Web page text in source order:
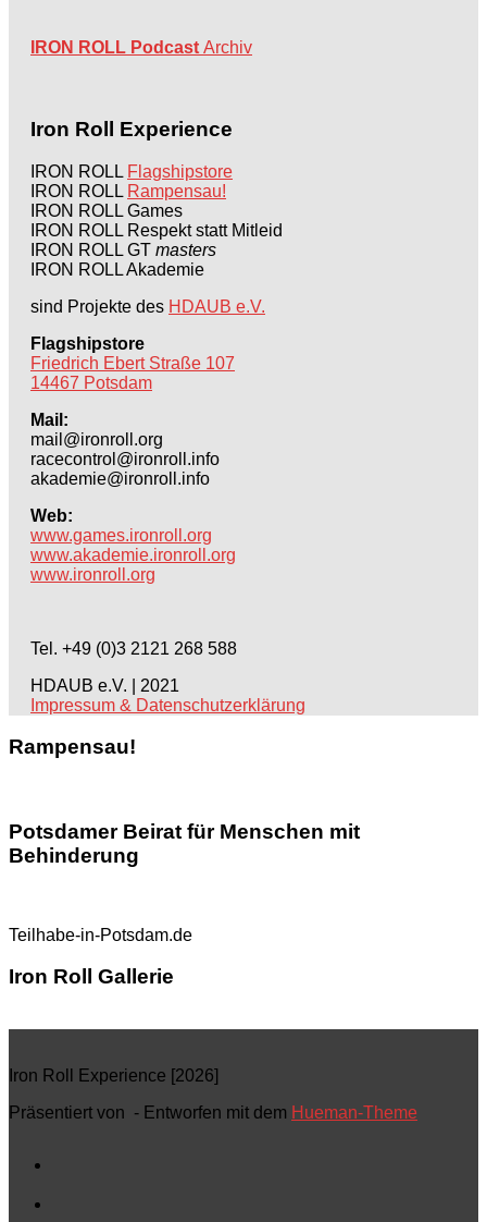
IRON ROLL Podcast Archiv
Iron Roll Experience
IRON ROLL Flagshipstore
IRON ROLL Rampensau!
IRON ROLL Games
IRON ROLL Respekt statt Mitleid
IRON ROLL GT masters
IRON ROLL Akademie
sind Projekte des HDAUB e.V.
Flagshipstore
Friedrich Ebert Straße 107
14467 Potsdam
Mail:
mail@ironroll.org
racecontrol@ironroll.info
akademie@ironroll.info
Web:
www.games.ironroll.org
www.akademie.ironroll.org
www.ironroll.org
Tel. +49 (0)3 2121 268 588
HDAUB e.V. | 2021
Impressum & Datenschutzerklärung
Rampensau!
Potsdamer Beirat für Menschen mit
Behinderung
Teilhabe-in-Potsdam.de
Iron Roll Gallerie
Iron Roll Experience [2026]
Präsentiert von - Entworfen mit dem Hueman-Theme